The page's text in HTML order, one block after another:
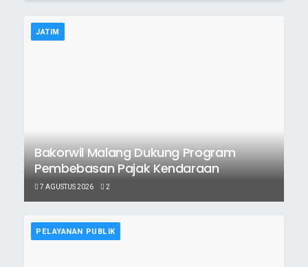
JATIM
Bakorwil Malang Dukung Program
Pembebasan Pajak Kendaraan
7 AGUSTUS 2026 2
PELAYANAN PUBLIK